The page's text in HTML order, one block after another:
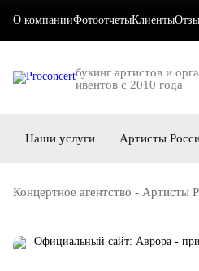
О компанииФотоотчетыКлиенты
букинг артистов и
ивентов с 2010 года
Наши услуги Артисты
Концертное агентство - Артисты